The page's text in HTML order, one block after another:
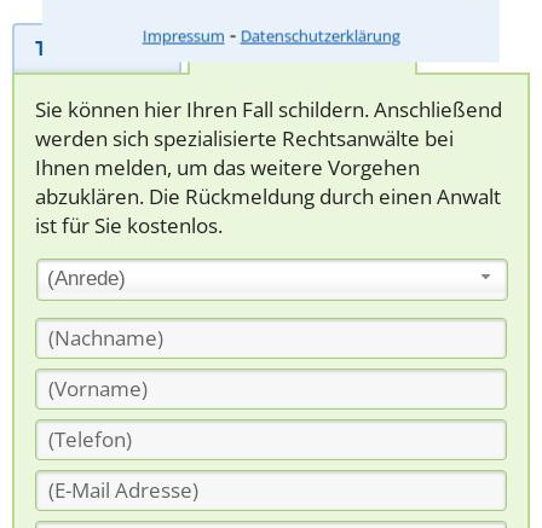
Impressum ⁃ Datenschutzerklärung
Telefonhilfe Beratungsanfrage
Sie können hier Ihren Fall schildern. Anschließend
werden sich spezialisierte Rechtsanwälte bei
Ihnen melden, um das weitere Vorgehen
abzuklären. Die Rückmeldung durch einen Anwalt
ist für Sie kostenlos.
(Anrede)